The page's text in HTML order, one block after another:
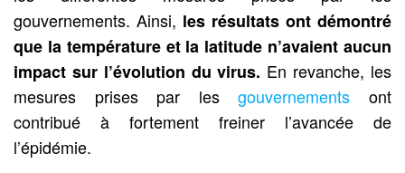
gouvernements. Ainsi, les résultats ont démontré
que la température et la latitude n’avaient aucun
impact sur l’évolution du virus. En revanche, les
mesures prises par lesgouvernements ont
contribué à fortement freiner l’avancée de
l’épidémie.